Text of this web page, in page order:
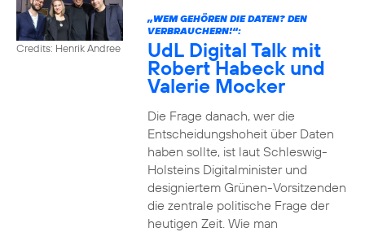
Credits: Henrik Andree
„WEM GEHÖREN DIE DATEN? DEN
VERBRAUCHERN!“:
UdL Digital Talk mit
Robert Habeck und
Valerie Mocker
Die Frage danach, wer die
Entscheidungshoheit über Daten
haben sollte, ist laut Schleswig-
Holsteins Digitalminister und
designiertem Grünen-Vorsitzenden
die zentrale politische Frage der
heutigen Zeit. Wie man